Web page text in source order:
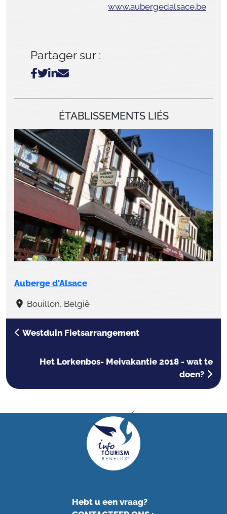
www.aubergedalsace.be
Partager sur :
ÉTABLISSEMENTS LIÉS
Auberge d'Alsace
Bouillon, België
Westduin Fietsarrangement
Het Lorkenbos- Meivakantie 2018 - wat te
doen?
Hebt u een vraag?